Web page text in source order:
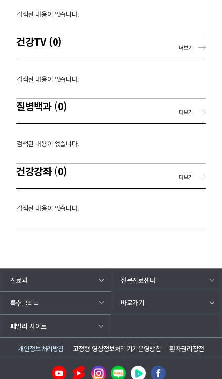
검색된 내용이 없습니다.
건강TV (0)
검색된 내용이 없습니다.
더보기
질병백과 (0)
검색된 내용이 없습니다.
더보기
건강강좌 (0)
검색된 내용이 없습니다.
더보기
진료과 전문진료센터
특수클리닉 바로가기
패밀리 사이트
개인정보처리방침 고정형 영상정보처리기기운영방침 환자권리장전